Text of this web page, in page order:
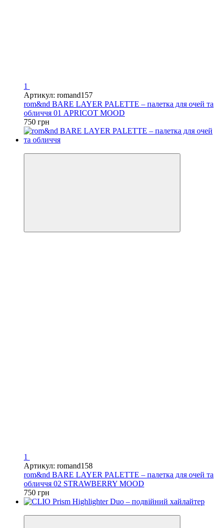
1
Артикул: romand157
rom&nd BARE LAYER PALETTE – палетка для очей та
обличчя 01 APRICOT MOOD
750 грн
1
Артикул: romand158
rom&nd BARE LAYER PALETTE – палетка для очей та
обличчя 02 STRAWBERRY MOOD
750 грн